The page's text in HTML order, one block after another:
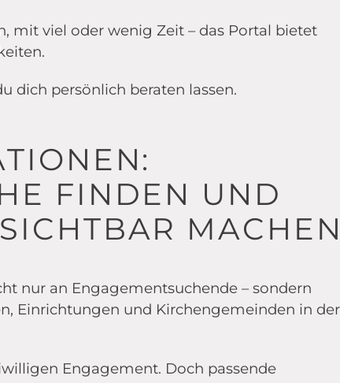
mit viel oder wenig Zeit – das Portal bietet
dich persönlich beraten lassen.
FINDEN UND
MACHEN
nur an Engagementsuchende – sondern
Einrichtungen und Kirchengemeinden in der
Engagement. Doch passende